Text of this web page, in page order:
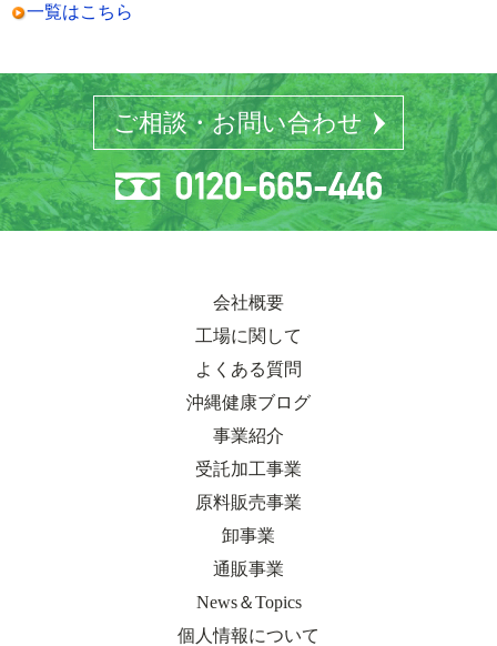
一覧はこちら
ご相談・お問い合わせ
会社概要
工場に関して
よくある質問
沖縄健康ブログ
事業紹介
受託加工事業
原料販売事業
卸事業
通販事業
News＆Topics
個人情報について